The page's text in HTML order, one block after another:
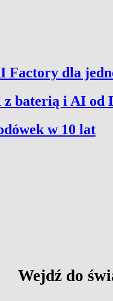
dla
baterią i AI od
w 10 lat
Wejdź do